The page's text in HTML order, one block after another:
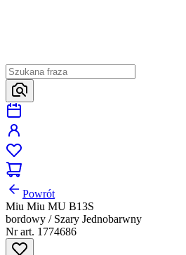
Powrót
Miu Miu MU B13S
bordowy / Szary Jednobarwny
Nr art. 1774686